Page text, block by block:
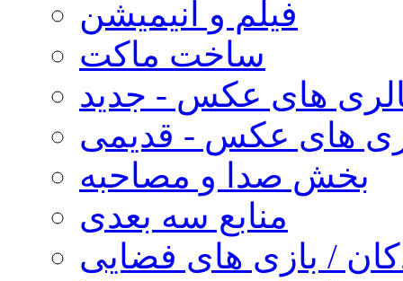
فیلم و انیمیشن
ساخت ماکت
های عکس - جدید
های عکس - قدیمی
بخش صدا و مصاحبه
منابع سه بعدی
/ بازی های فضایی